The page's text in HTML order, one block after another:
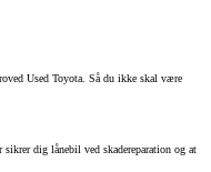
Used Toyota. Så du ikke skal være
dig lånebil ved skadereparation og at